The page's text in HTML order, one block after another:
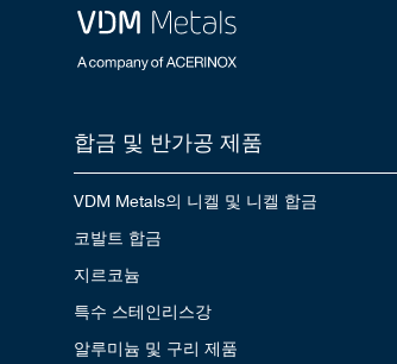
합금 및 반가공 제품
VDM Metals의 니켈 및 니켈 합금
코발트 합금
지르코늄
특수 스테인리스강
알루미늄 및 구리 제품